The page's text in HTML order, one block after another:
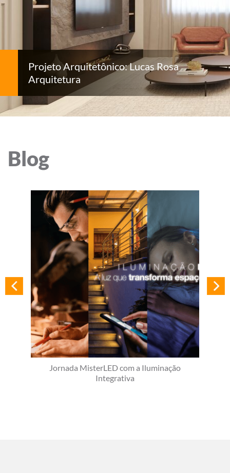
Projeto Arquitetônico: Lucas Rosa
Arquitetura
Blog
Jornada MisterLED com a Iluminação
Integrativa